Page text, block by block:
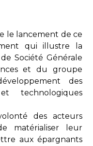
le lancement de ce
qui illustre la
Société Générale
et du groupe
des
technologiques
des acteurs
matérialiser leur
aux épargnants